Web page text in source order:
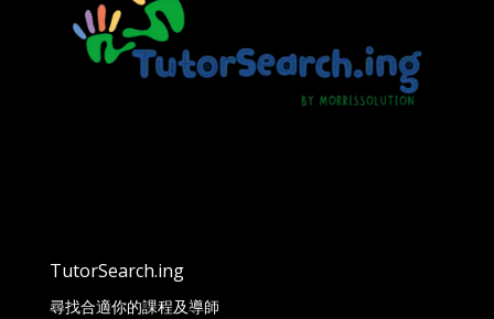
TutorSearch.ing
尋找合適你的課程及導師